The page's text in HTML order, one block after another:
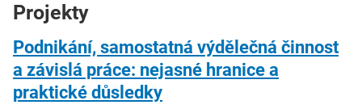
Projekty
Podnikání, samostatná výdělečná činnost
a závislá práce: nejasné hranice a
praktické důsledky